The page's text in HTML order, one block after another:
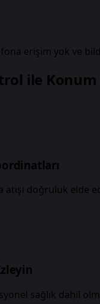
erişim yok ve
ile Konum
atışı doğruluk
sağlık dahil